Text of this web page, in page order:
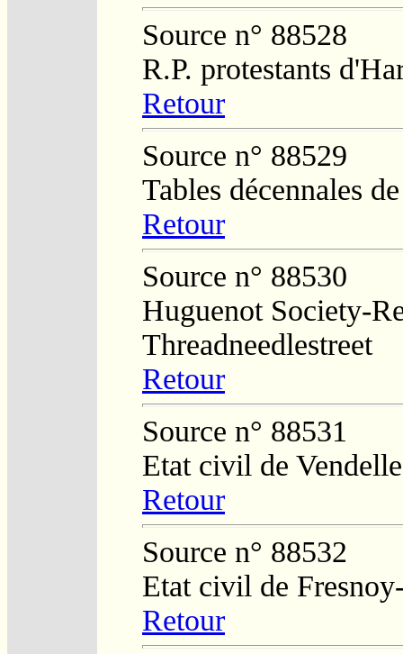
Source n° 88528
R.P. protestants
Retour
Source n° 88529
Tables décennales
Retour
Source n° 88530
Huguenot Society-
Threadneedlestreet
Retour
Source n° 88531
Etat civil de
Retour
Source n° 88532
Etat civil de
Retour